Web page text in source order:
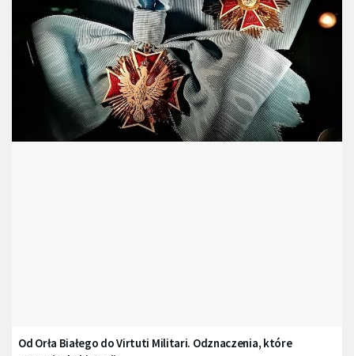
Od Orła Białego do Virtuti Militari. Odznaczenia, które